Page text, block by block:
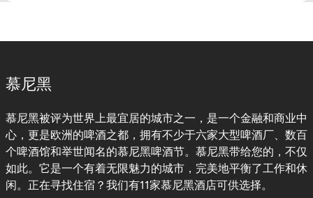
慕尼黑
慕尼黑被评为世界上最宜居的城市之一，是一个金融和商业中
心，更是欧洲的啤酒之都，拥有不少于六家大型啤酒厂、数百
个啤酒馆和举世闻名的慕尼黑啤酒节。慕尼黑带给您的，不仅
如此。它是一个有着无限魅力的城市，完美地平衡了工作和休
闲。正在寻找住宿？我们有11家慕尼黑酒店可供选择。